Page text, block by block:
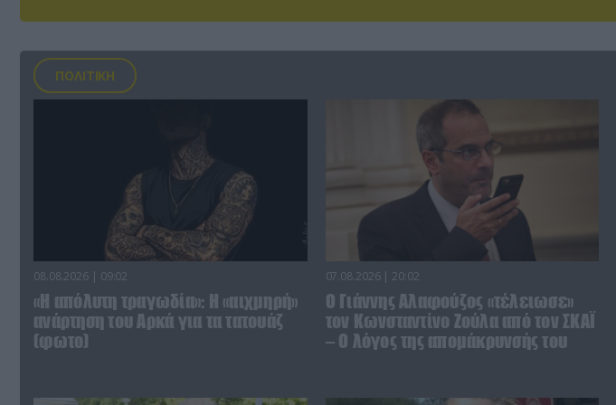
ΠΟΛΙΤΙΚΗ
08.08.2026 | 09:02
«Η απόλυτη τραγωδία»: Η «αιχμηρή»
ανάρτηση του Αρκά για τα τατουάζ
(φωτο)
07.08.2026 | 20:02
Ο Γιάννης Αλαφούζος «τέλειωσε»
τον Κωνσταντίνο Ζούλα από τον ΣΚΑΪ
– Ο λόγος της απομάκρυνσής του